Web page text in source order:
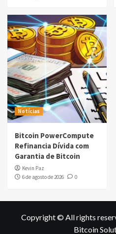
Notícias
Bitcoin PowerCompute
Refinancia Dívida com
Garantia de Bitcoin
Kevin Paz
6 de agosto de 2026
0
Copyright © All rights
Bitcoin